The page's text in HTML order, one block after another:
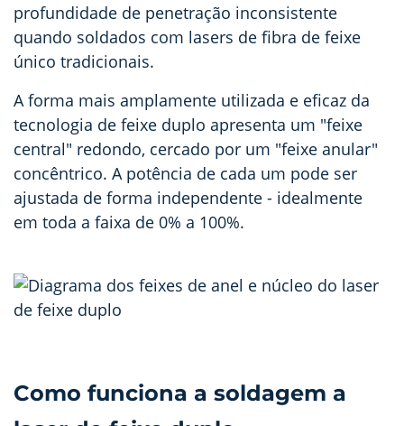
profundidade de penetração inconsistente
quando soldados com lasers de fibra de feixe
único tradicionais.
A forma mais amplamente utilizada e eficaz da
tecnologia de feixe duplo apresenta um "feixe
central" redondo, cercado por um "feixe anular"
concêntrico. A potência de cada um pode ser
ajustada de forma independente - idealmente
em toda a faixa de 0% a 100%.
Como funciona a soldagem a